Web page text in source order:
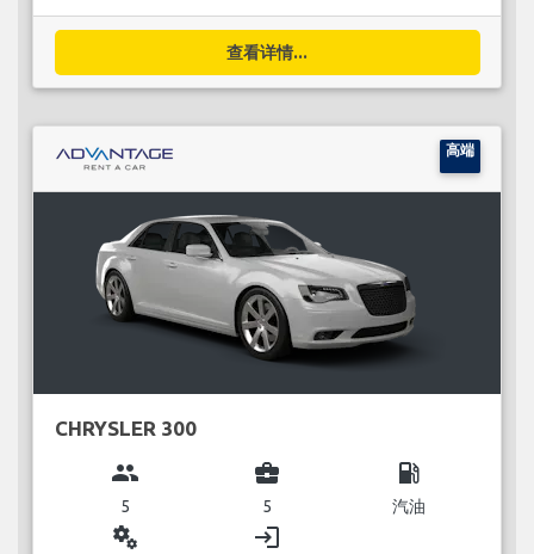
查看详情...
高端
CHRYSLER 300
group
5
business_center
5
local_gas_station
汽油
miscellaneous_services login